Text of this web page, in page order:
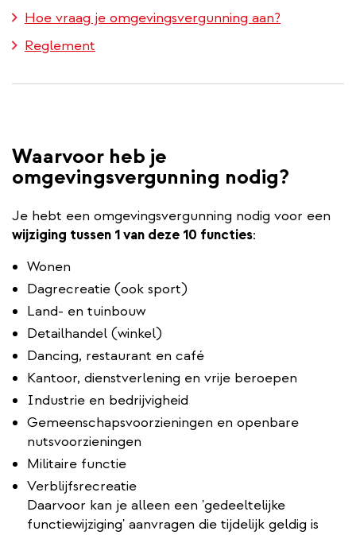
Hoe vraag je omgevingsvergunning aan?
Reglement
Waarvoor heb je
omgevingsvergunning nodig?
Je hebt een omgevingsvergunning nodig voor een
wijziging tussen 1 van deze 10 functies:
Wonen
Dagrecreatie (ook sport)
Land- en tuinbouw
Detailhandel (winkel)
Dancing, restaurant en café
Kantoor, dienstverlening en vrije beroepen
Industrie en bedrijvigheid
Gemeenschapsvoorzieningen en openbare
nutsvoorzieningen
Militaire functie
Verblijfsrecreatie
Daarvoor kan je alleen een 'gedeeltelijke
functiewijziging' aanvragen die tijdelijk geldig is